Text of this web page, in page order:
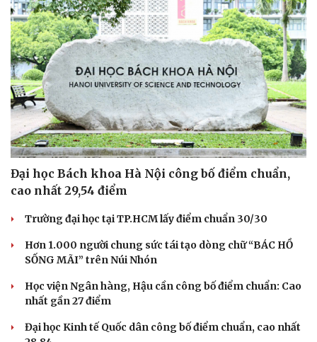
Đại học Bách khoa Hà Nội công bố điểm chuẩn,
cao nhất 29,54 điểm
Trường đại học tại TP.HCM lấy điểm chuẩn 30/30
Hơn 1.000 người chung sức tái tạo dòng chữ “BÁC HỒ
SỐNG MÃI” trên Núi Nhón
Học viện Ngân hàng, Hậu cần công bố điểm chuẩn: Cao
nhất gần 27 điểm
Đại học Kinh tế Quốc dân công bố điểm chuẩn, cao nhất